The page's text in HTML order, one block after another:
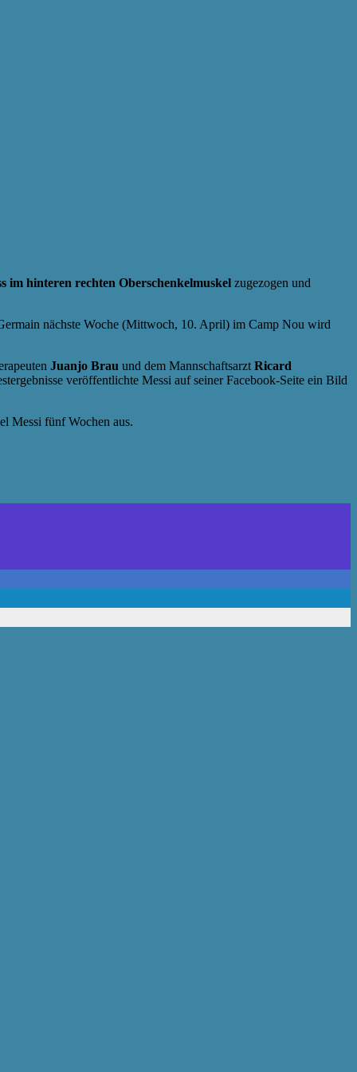
im hinteren rechten Oberschenkelmuskel zugezogen und
nächste Woche (Mittwoch, 10. April) im Camp Nou wird
Juanjo Brau und dem Mannschaftsarzt Ricard
veröffentlichte Messi auf seiner Facebook-Seite ein Bild
Messi fünf Wochen aus.